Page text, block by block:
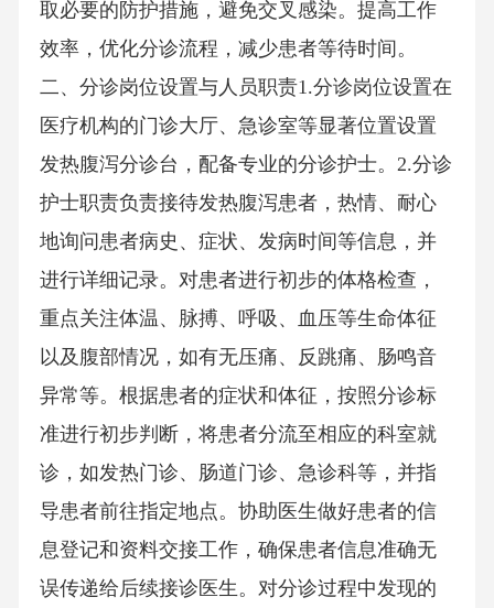
取必要的防护措施，避免交叉感染。提高工作
效率，优化分诊流程，减少患者等待时间。
二、分诊岗位设置与人员职责1.分诊岗位设置在
医疗机构的门诊大厅、急诊室等显著位置设置
发热腹泻分诊台，配备专业的分诊护士。2.分诊
护士职责负责接待发热腹泻患者，热情、耐心
地询问患者病史、症状、发病时间等信息，并
进行详细记录。对患者进行初步的体格检查，
重点关注体温、脉搏、呼吸、血压等生命体征
以及腹部情况，如有无压痛、反跳痛、肠鸣音
异常等。根据患者的症状和体征，按照分诊标
准进行初步判断，将患者分流至相应的科室就
诊，如发热门诊、肠道门诊、急诊科等，并指
导患者前往指定地点。协助医生做好患者的信
息登记和资料交接工作，确保患者信息准确无
误传递给后续接诊医生。对分诊过程中发现的